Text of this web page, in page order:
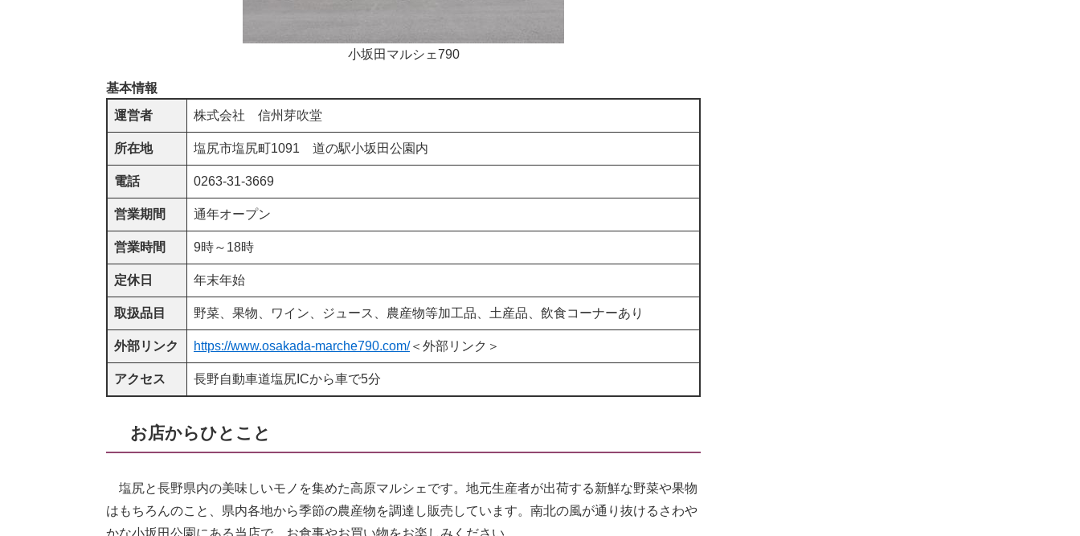
小坂田マルシェ790
基本情報
運営者
株式会社 信州芽吹堂
所在地 塩尻市塩尻町1091 道の駅小坂田公園内
電話 0263-31-3669
営業期間 通年オープン
営業時間 9時～18時
定休日 年末年始
取扱品目 野菜、果物、ワイン、ジュース、農産物等加工品、土産品、飲食コーナーあり
外部リンク https://www.osakada-marche790.com/＜外部リンク＞
アクセス 長野自動車道塩尻ICから車で5分
お店からひとこと
塩尻と長野県内の美味しいモノを集めた高原マルシェです。地元生産者が出荷する新鮮な野菜や果物
はもちろんのこと、県内各地から季節の農産物を調達し販売しています。南北の風が通り抜けるさわや
かな小坂田公園にある当店で、お食事やお買い物をお楽しみください。